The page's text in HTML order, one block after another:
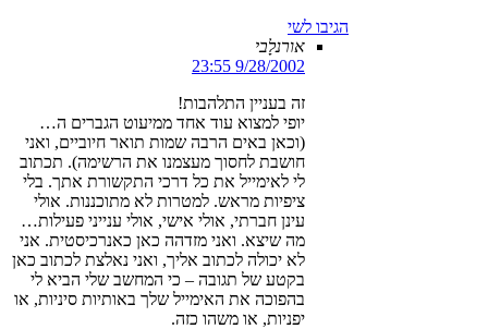
הגיבו לשי
אורנלָבי
9/28/2002 23:55
זה בעניין התלהבות!
יופי למצוא עוד אחד ממיעוט הגברים ה…
(וכאן באים הרבה שמות תואר חיוביים, ואני
חושבת לחסוך מעצמנו את הרשימה). תכתוב
לי לאימייל את כל דרכי התקשורת אתך. בלי
ציפיות מראש. למטרות לא מתוכננות. אולי
עינן חברתי, אולי אישי, אולי ענייני פעילות…
מה שיצא. ואני מזדהה כאן כאנרכיסטית. אני
לא יכולה לכתוב אליך, ואני נאלצת לכתוב כאן
בקטע של תגובה – כי המחשב שלי הביא לי
בהפוכה את האימייל שלך באותיות סיניות, או
יפניות, או משהו כזה.